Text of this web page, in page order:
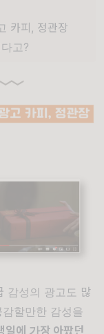
카피, 정관장
고?
감성의 광고도 많
할만한 감성을
일에 가장 아팠던